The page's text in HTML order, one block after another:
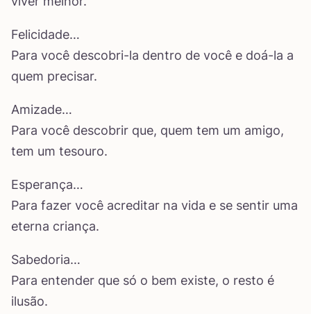
Felicidade…
Para você descobri-la dentro de você e doá-la a
quem precisar.
Amizade…
Para você descobrir que, quem tem um amigo,
tem um tesouro.
Esperança…
Para fazer você acreditar na vida e se sentir uma
eterna criança.
Sabedoria…
Para entender que só o bem existe, o resto é
ilusão.